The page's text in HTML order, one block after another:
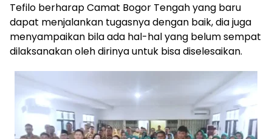
Tefilo berharap Camat Bogor Tengah yang baru
dapat menjalankan tugasnya dengan baik, dia juga
menyampaikan bila ada hal-hal yang belum sempat
dilaksanakan oleh dirinya untuk bisa diselesaikan.